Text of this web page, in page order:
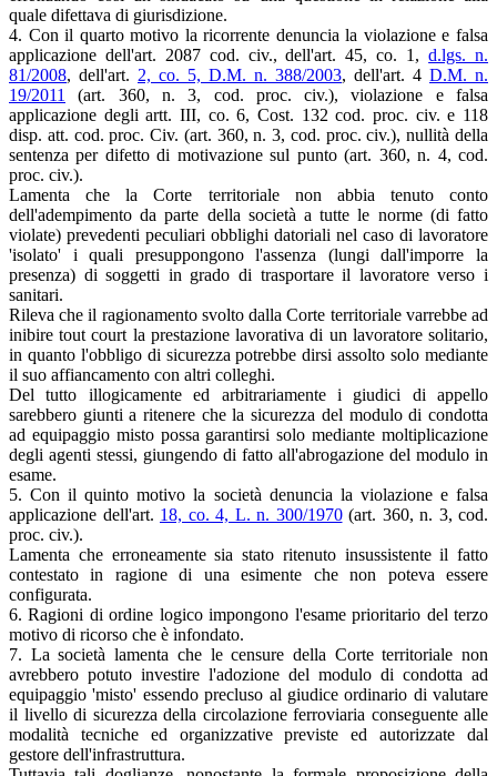
quale difettava di giurisdizione.
4. Con il quarto motivo la ricorrente denuncia la violazione e falsa
applicazione dell'art. 2087 cod. civ., dell'art. 45, co. 1,d.lgs. n.
81/2008, dell'art. 2, co. 5, D.M. n. 388/2003, dell'art. 4 D.M. n.
19/2011
(art. 360, n. 3, cod. proc. civ.), violazione e falsa
applicazione degli artt. III, co. 6, Cost. 132 cod. proc. civ. e 118
disp. att. cod. proc. Civ. (art. 360, n. 3, cod. proc. civ.), nullità della
sentenza per difetto di motivazione sul punto (art. 360, n. 4, cod.
proc. civ.).
Lamenta che la Corte territoriale non abbia tenuto conto
dell'adempimento da parte della società a tutte le norme (di fatto
violate) prevedenti peculiari obblighi datoriali nel caso di lavoratore
'isolato' i quali presuppongono l'assenza (lungi dall'imporre la
presenza) di soggetti in grado di trasportare il lavoratore verso i
sanitari.
Rileva che il ragionamento svolto dalla Corte territoriale varrebbe ad
inibire tout court la prestazione lavorativa di un lavoratore solitario,
in quanto l'obbligo di sicurezza potrebbe dirsi assolto solo mediante
il suo affiancamento con altri colleghi.
Del tutto illogicamente ed arbitrariamente i giudici di appello
sarebbero giunti a ritenere che la sicurezza del modulo di condotta
ad equipaggio misto possa garantirsi solo mediante moltiplicazione
degli agenti stessi, giungendo di fatto all'abrogazione del modulo in
esame.
5. Con il quinto motivo la società denuncia la violazione e falsa
applicazione dell'art. 18, co. 4, L. n. 300/1970(art. 360, n. 3, cod.
proc. civ.).
Lamenta che erroneamente sia stato ritenuto insussistente il fatto
contestato in ragione di una esimente che non poteva essere
configurata.
6. Ragioni di ordine logico impongono l'esame prioritario del terzo
motivo di ricorso che è infondato.
7. La società lamenta che le censure della Corte territoriale non
avrebbero potuto investire l'adozione del modulo di condotta ad
equipaggio 'misto' essendo precluso al giudice ordinario di valutare
il livello di sicurezza della circolazione ferroviaria conseguente alle
modalità tecniche ed organizzative previste ed autorizzate dal
gestore dell'infrastruttura.